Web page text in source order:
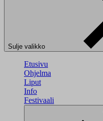
Sulje valikko
Etusivu
Ohjelma
Liput
Info
Festivaali